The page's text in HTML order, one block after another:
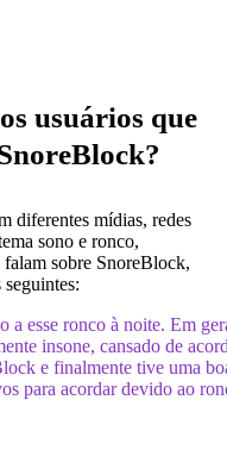
usuários que
diferentes mídias, redes
sono e ronco,
sobre SnoreBlock,
a esse ronco à noite. Em
insone, cansado de
e finalmente tive uma
para acordar devido ao